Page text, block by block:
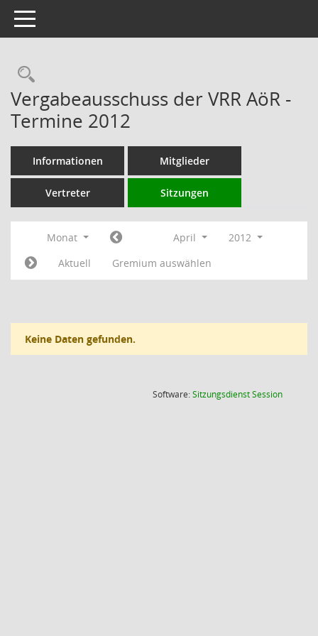
Toggle navigation
Rechercheauswahl
Vergabeausschuss der VRR AöR -
Termine 2012
Informationen Mitglieder
Vertreter Sitzungen
Monat April
2012
Aktuell
Gremium auswählen
Keine Daten gefunden.
Software:SitzungsdienstSession(Wird in